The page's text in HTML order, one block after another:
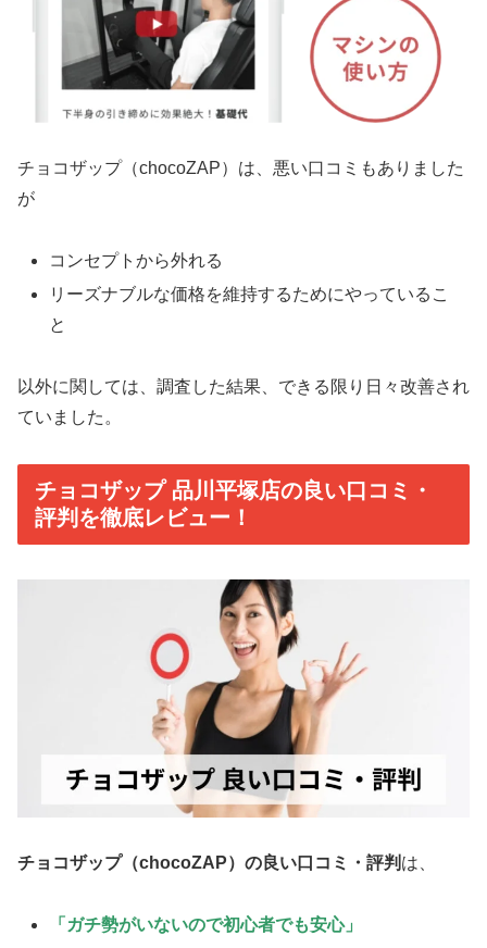
チョコザップ（chocoZAP）は、悪い口コミもありました
が
コンセプトから外れる
リーズナブルな価格を維持するためにやっているこ
と
以外に関しては、調査した結果、できる限り日々改善され
ていました。
チョコザップ 品川平塚店の良い口コミ・
評判を徹底レビュー！
チョコザップ（chocoZAP）の良い口コミ・評判 は、
「ガチ勢がいないので初心者でも安心」